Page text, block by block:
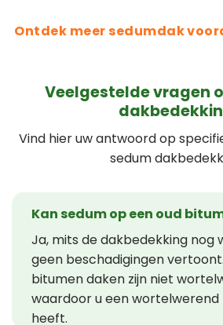
Ontdek meer sedumdak
Veelgestelde vragen
Vind hier uw antwoord op
sedum
Kan sedum op een oud
Ja, mits de dakbedekking nog
geen beschadigingen
bitumen daken zijn niet
waardoor u een wortelwerend
heeft.